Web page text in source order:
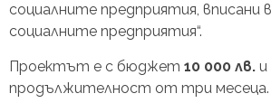
социалните предприятия, вписани
социалните предприятия“.
Проектът е с бюджет 10 000 лв. и
продължителност от три